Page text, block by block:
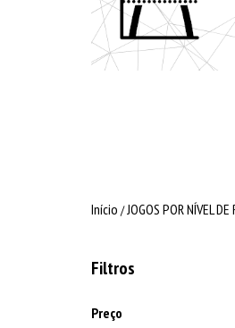
Início / JOGOS POR NÍVEL DE
Filtros
Preço